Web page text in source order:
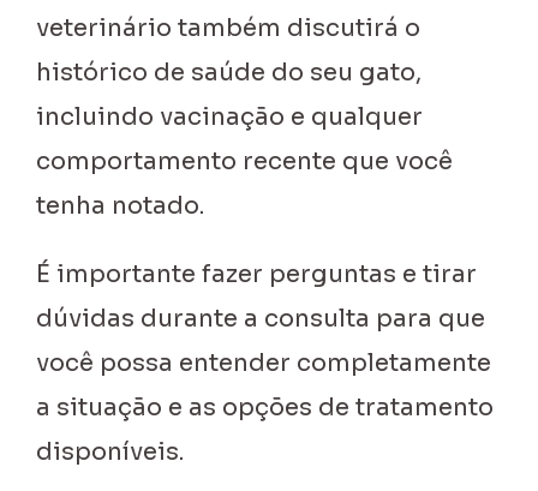
veterinário também discutirá o
histórico de saúde do seu gato,
incluindo vacinação e qualquer
comportamento recente que você
tenha notado.
É importante fazer perguntas e tirar
dúvidas durante a consulta para que
você possa entender completamente
a situação e as opções de tratamento
disponíveis.